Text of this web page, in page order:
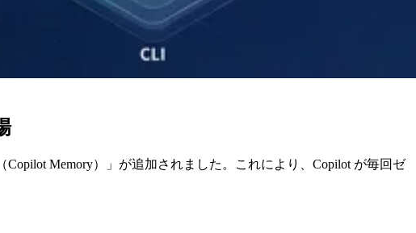
Memory）」が追加されました。これにより、Copilot が毎回ゼ